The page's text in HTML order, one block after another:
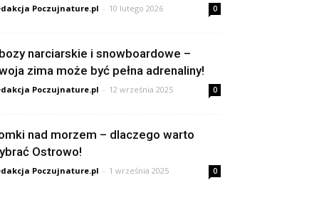
Poczujnature.pl - 10 lutego 2026 0
narciarskie i snowboardowe –
zima może być pełna adrenaliny!
Poczujnature.pl - 12 września 2025 0
nad morzem – dlaczego warto
Ostrowo!
Poczujnature.pl - 1 września 2025 0